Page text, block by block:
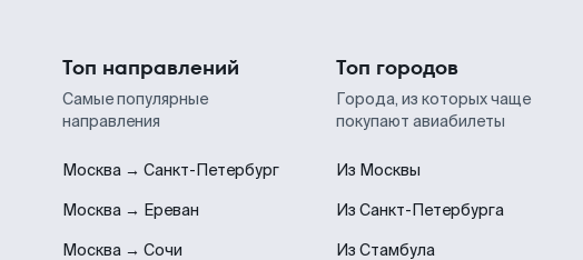
Топ направлений
Самые популярные
направления
Москва → Санкт-Петербург
Москва → Ереван
Москва → Сочи
Топ городов
Города, из которых чаще
покупают авиабилеты
Из Москвы
Из Санкт-Петербурга
Из Стамбула